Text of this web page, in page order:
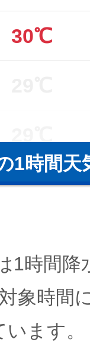
30℃
1時間天
1時間降
象時間
ます。